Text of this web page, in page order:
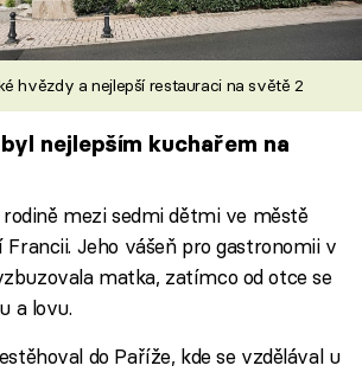
hvězdy a nejlepší restauraci na světě 2
nejlepším kuchařem na
mezi sedmi dětmi ve městě
Francii. Jeho vášeň pro gastronomii v
matka, zatímco od otce se
a lovu.
do Paříže, kde se vzdělával u